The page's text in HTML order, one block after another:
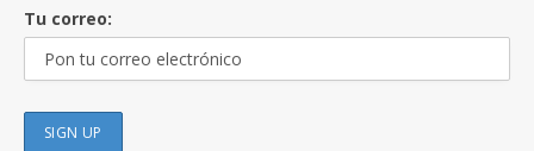
Tu correo: